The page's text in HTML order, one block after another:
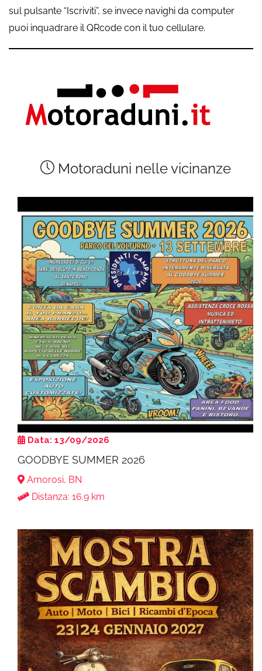
sul pulsante “Iscriviti”, se invece navighi da computer
puoi inquadrare il QRcode con il tuo cellulare.
Motoraduni nelle vicinanze
Data: 13/09/2026
GOODBYE SUMMER 2026
Amorosi, BN
Distanza: 16.9 km